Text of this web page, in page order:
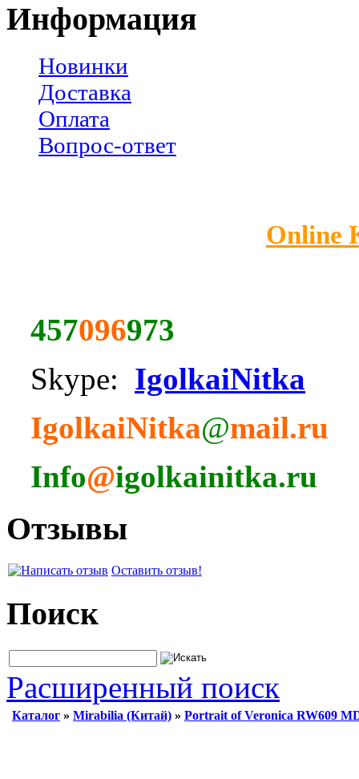
Информация
Новинки
Доставка
Оплата
Вопрос-ответ
Online
457096973
Skype: IgolkaiNitka
IgolkaiNitka@mail.ru
Info@igolkainitka.ru
Отзывы
Оставить отзыв!
Поиск
Расширенный поиск
Каталог » Mirabilia (Китай) » Portrait of Veronica RW609